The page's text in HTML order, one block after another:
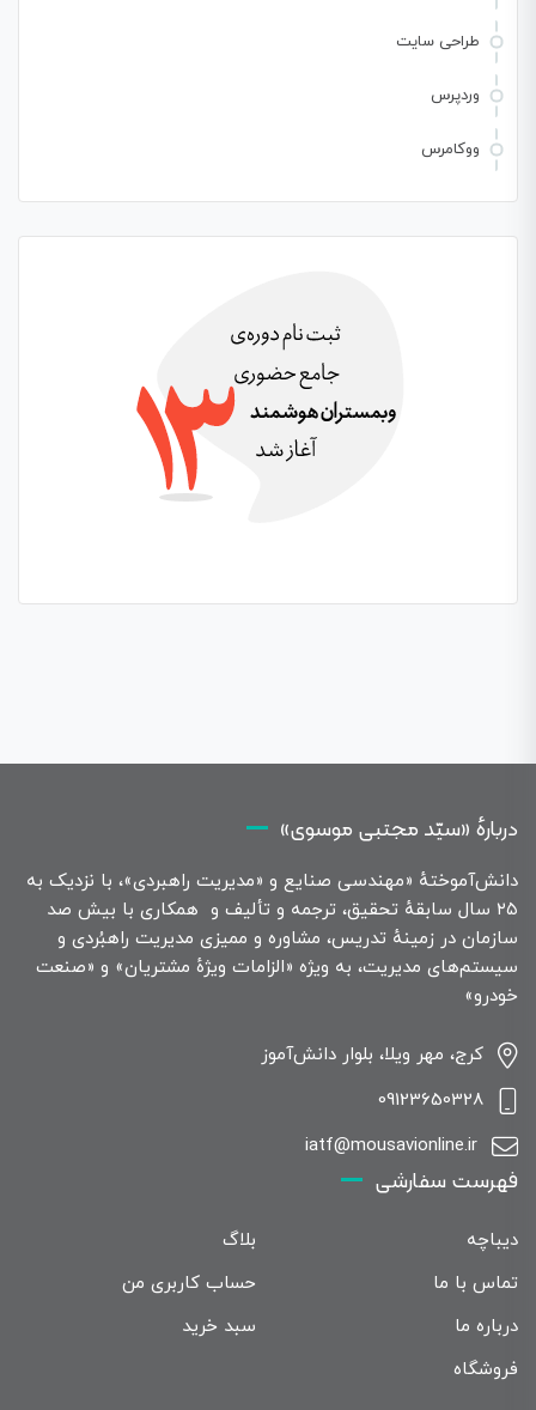
طراحی سایت
وردپرس
ووکامرس
دربارهٔ «سیّد مجتبی موسوی»
دانش‌آموختهٔ «مهندسی صنایع و «مدیریت راهبردی»، با نزدیک به
۲۵ سال سابقهٔ تحقیق، ترجمه و تألیف و همکاری با بیش صد
سازمان در زمینهٔ تدریس، مشاوره و ممیزی مدیریت راهبُردی و
سیستم‌های مدیریت، به ویژه «الزامات ویژهٔ مشتریان» و «صنعت
خودرو»
کرج، مهر ویلا، بلوار دانش‌آموز
09123650328
iatf@mousavionline.ir
فهرست سفارشی
دیباچه
بلاگ
تماس با ما
حساب کاربری من
درباره ما
سبد خرید
فروشگاه